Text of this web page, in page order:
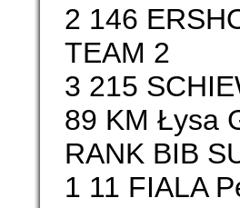
2 146
TEAM 2
3 215
89 KM Łysa
RANK BIB
1 11 FIALA